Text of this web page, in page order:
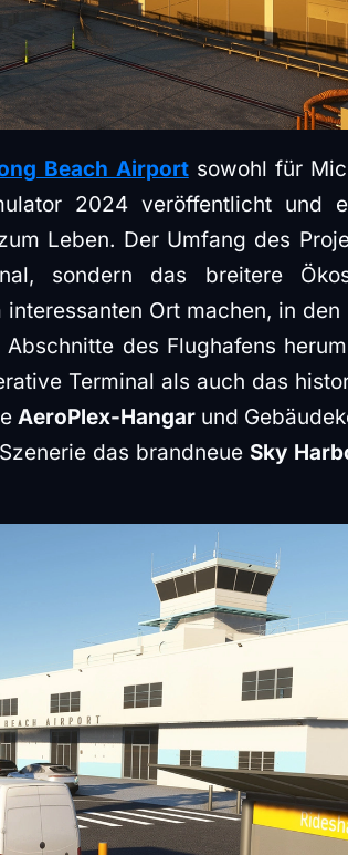
Beach Airportsowohl für
2024 veröffentlicht und
Leben. Der Umfang des
sondern das breitere
Ort machen, in
des Flughafens
Terminal als auch das
AeroPlex-Hangar und
das brandneueSky